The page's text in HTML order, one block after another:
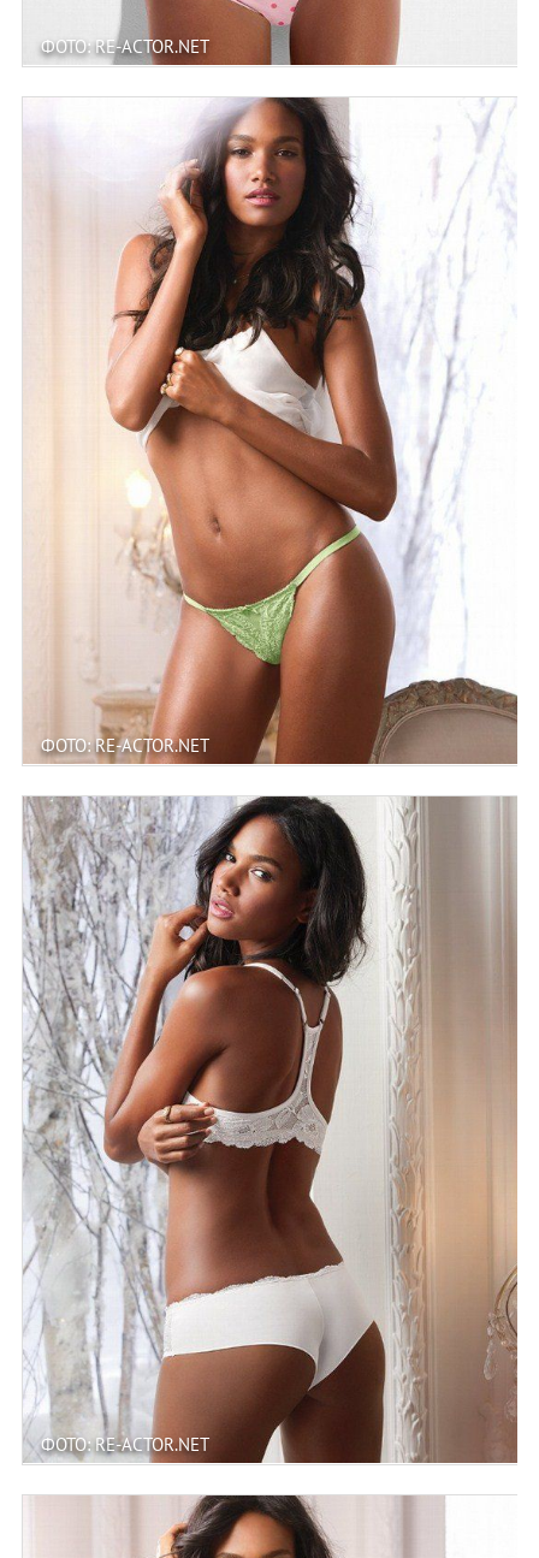
ФОТО: RE-ACTOR.NET
ФОТО: RE-ACTOR.NET
ФОТО: RE-ACTOR.NET